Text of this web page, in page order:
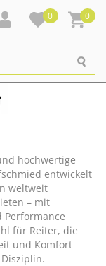
0 0
hochwertige
entwickelt
weltweit
– mit
Performance
für Reiter, die
und Komfort